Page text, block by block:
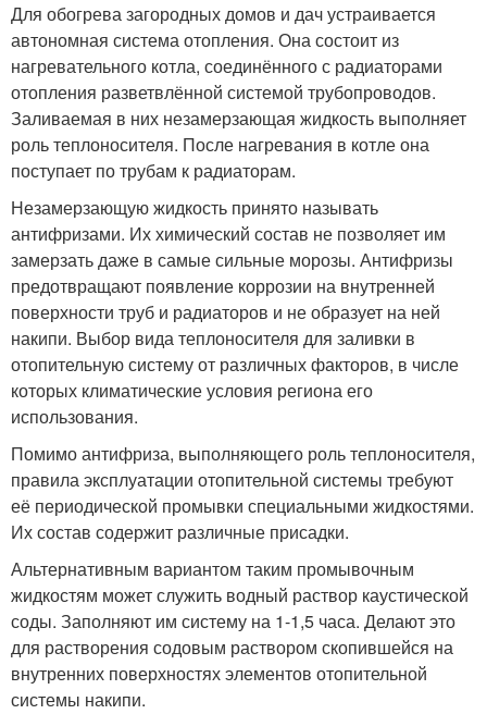
Для обогрева загородных домов и дач устраивается
автономная система отопления. Она состоит из
нагревательного котла, соединённого с радиаторами
отопления разветвлённой системой трубопроводов.
Заливаемая в них незамерзающая жидкость выполняет
роль теплоносителя. После нагревания в котле она
поступает по трубам к радиаторам.
Незамерзающую жидкость принято называть
антифризами. Их химический состав не позволяет им
замерзать даже в самые сильные морозы. Антифризы
предотвращают появление коррозии на внутренней
поверхности труб и радиаторов и не образует на ней
накипи. Выбор вида теплоносителя для заливки в
отопительную систему от различных факторов, в числе
которых климатические условия региона его
использования.
Помимо антифриза, выполняющего роль теплоносителя,
правила эксплуатации отопительной системы требуют
её периодической промывки специальными жидкостями.
Их состав содержит различные присадки.
Альтернативным вариантом таким промывочным
жидкостям может служить водный раствор каустической
соды. Заполняют им систему на 1-1,5 часа. Делают это
для растворения содовым раствором скопившейся на
внутренних поверхностях элементов отопительной
системы накипи.